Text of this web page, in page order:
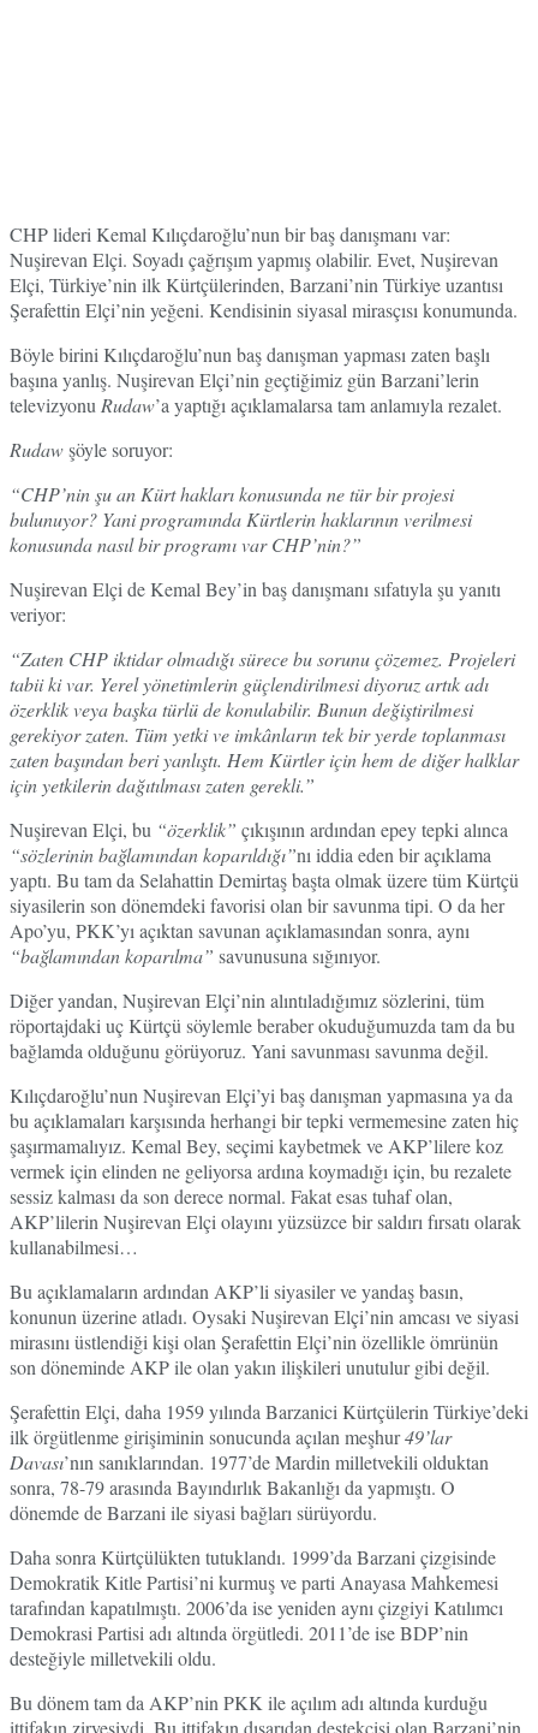
CHP lideri Kemal Kılıçdaroğlu’nun bir baş danışmanı var:
Nuşirevan Elçi. Soyadı çağrışım yapmış olabilir. Evet, Nuşirevan
Elçi, Türkiye’nin ilk Kürtçülerinden, Barzani’nin Türkiye uzantısı
Şerafettin Elçi’nin yeğeni. Kendisinin siyasal mirasçısı konumunda.
Böyle birini Kılıçdaroğlu’nun baş danışman yapması zaten başlı
başına yanlış. Nuşirevan Elçi’nin geçtiğimiz gün Barzani’lerin
televizyonu Rudaw’a yaptığı açıklamalarsa tam anlamıyla rezalet.
Rudawşöyle soruyor:
“CHP’nin şu an Kürt hakları konusunda ne tür bir projesi
bulunuyor? Yani programında Kürtlerin haklarının verilmesi
konusunda nasıl bir programı var CHP’nin?”
Nuşirevan Elçi de Kemal Bey’in baş danışmanı sıfatıyla şu yanıtı
veriyor:
“Zaten CHP iktidar olmadığı sürece bu sorunu çözemez. Projeleri
tabii ki var. Yerel yönetimlerin güçlendirilmesi diyoruz artık adı
özerklik veya başka türlü de konulabilir. Bunun değiştirilmesi
gerekiyor zaten. Tüm yetki ve imkânların tek bir yerde toplanması
zaten başından beri yanlıştı. Hem Kürtler için hem de diğer halklar
için yetkilerin dağıtılması zaten gerekli.”
Nuşirevan Elçi, bu “özerklik” çıkışının ardından epey tepki alınca
“sözlerinin bağlamından koparıldığı”nı iddia eden bir açıklama
yaptı. Bu tam da Selahattin Demirtaş başta olmak üzere tüm Kürtçü
siyasilerin son dönemdeki favorisi olan bir savunma tipi. O da her
Apo’yu, PKK’yı açıktan savunan açıklamasından sonra, aynı
“bağlamından koparılma” savunusuna sığınıyor.
Diğer yandan, Nuşirevan Elçi’nin alıntıladığımız sözlerini, tüm
röportajdaki uç Kürtçü söylemle beraber okuduğumuzda tam da bu
bağlamda olduğunu görüyoruz. Yani savunması savunma değil.
Kılıçdaroğlu’nun Nuşirevan Elçi’yi baş danışman yapmasına ya da
bu açıklamaları karşısında herhangi bir tepki vermemesine zaten hiç
şaşırmamalıyız. Kemal Bey, seçimi kaybetmek ve AKP’lilere koz
vermek için elinden ne geliyorsa ardına koymadığı için, bu rezalete
sessiz kalması da son derece normal. Fakat esas tuhaf olan,
AKP’lilerin Nuşirevan Elçi olayını yüzsüzce bir saldırı fırsatı olarak
kullanabilmesi…
Bu açıklamaların ardından AKP’li siyasiler ve yandaş basın,
konunun üzerine atladı. Oysaki Nuşirevan Elçi’nin amcası ve siyasi
mirasını üstlendiği kişi olan Şerafettin Elçi’nin özellikle ömrünün
son döneminde AKP ile olan yakın ilişkileri unutulur gibi değil.
Şerafettin Elçi, daha 1959 yılında Barzanici Kürtçülerin Türkiye’deki
ilk örgütlenme girişiminin sonucunda açılan meşhur49’lar
Davası’nın sanıklarından. 1977’de Mardin milletvekili olduktan
sonra, 78-79 arasında Bayındırlık Bakanlığı da yapmıştı. O
dönemde de Barzani ile siyasi bağları sürüyordu.
Daha sonra Kürtçülükten tutuklandı. 1999’da Barzani çizgisinde
Demokratik Kitle Partisi’ni kurmuş ve parti Anayasa Mahkemesi
tarafından kapatılmıştı. 2006’da ise yeniden aynı çizgiyi Katılımcı
Demokrasi Partisi adı altında örgütledi. 2011’de ise BDP’nin
desteğiyle milletvekili oldu.
Bu dönem tam da AKP’nin PKK ile açılım adı altında kurduğu
ittifakın zirvesiydi. Bu ittifakın dışarıdan destekçisi olan Barzani’nin